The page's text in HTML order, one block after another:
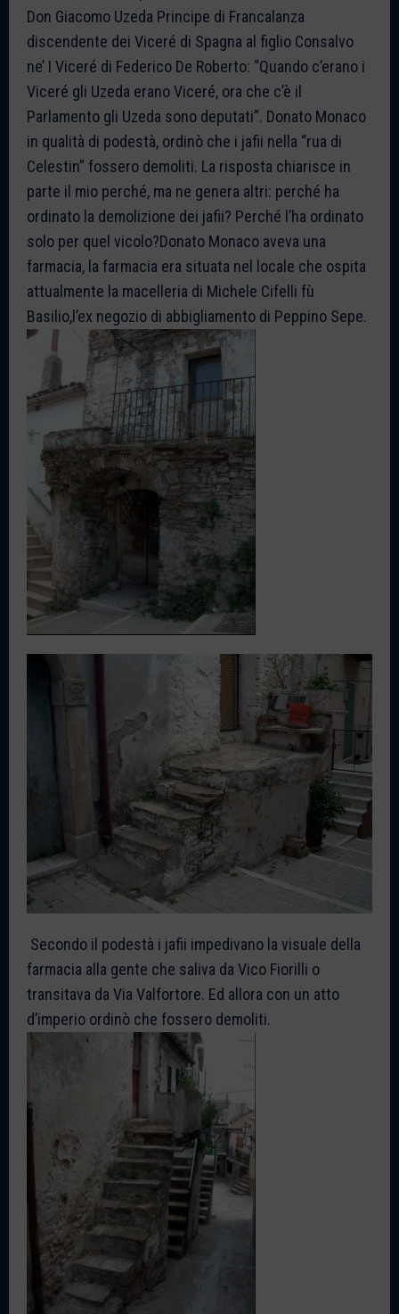
Don Giacomo Uzeda Principe di Francalanza
discendente dei Viceré di Spagna al figlio Consalvo
ne’ I Viceré di Federico De Roberto: “Quando c’erano i
Viceré gli Uzeda erano Viceré, ora che c’è il
Parlamento gli Uzeda sono deputati”. Donato Monaco
in qualità di podestà, ordinò che i jafii nella “rua di
Celestin” fossero demoliti. La risposta chiarisce in
parte il mio perché, ma ne genera altri: perché ha
ordinato la demolizione dei jafii? Perché l’ha ordinato
solo per quel vicolo?Donato Monaco aveva una
farmacia, la farmacia era situata nel locale che ospita
attualmente la macelleria di Michele Cifelli fù
Basilio,l’ex negozio di abbigliamento di Peppino Sepe.
Secondo il podestà i jafii impedivano la visuale della
farmacia alla gente che saliva da Vico Fiorilli o
transitava da Via Valfortore. Ed allora con un atto
d’imperio ordinò che fossero demoliti.